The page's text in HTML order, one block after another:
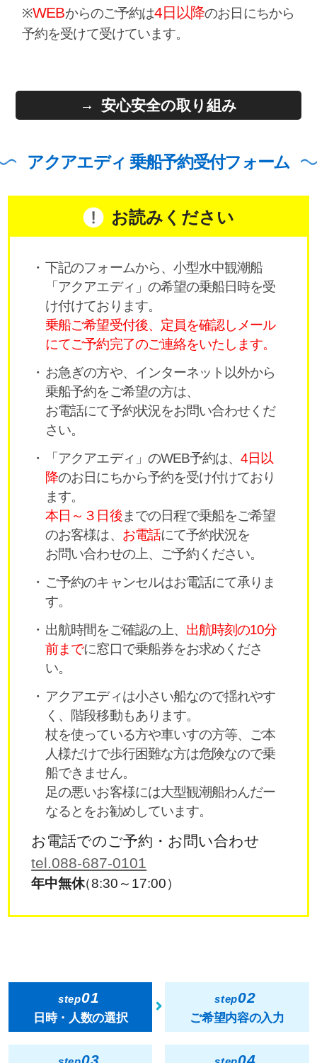
※WEBからのご予約は4日以降のお日にちから
予約を受けて受けています。
安心安全の取り組み
アクアエディ 乗船予約受付フォーム
お読みください
下記のフォームから、小型水中観潮船
「アクアエディ」の希望の乗船日時を受
け付けております。
乗船ご希望受付後、定員を確認しメール
にてご予約完了のご連絡をいたします。
お急ぎの方や、インターネット以外から
乗船予約をご希望の方は、
お電話にて予約状況をお問い合わせくだ
さい。
「アクアエディ」のWEB予約は、4日以
降のお日にちから予約を受け付けており
ます。
本日～３日後までの日程で乗船をご希望
のお客様は、 お電話にて予約状況を
お問い合わせの上、ご予約ください。
ご予約のキャンセルはお電話にて承りま
す。
出航時間をご確認の上、 出航時刻の10分
前までに窓口で乗船券をお求めくださ
い。
アクアエディは小さい船なので揺れやす
く、階段移動もあります。
杖を使っている方や車いすの方等、ご本
人様だけで歩行困難な方は危険なので乗
船できません。
足の悪いお客様には大型観潮船わんだー
なるとをお勧めしています。
お電話でのご予約・お問い合わせ
tel.088-687-0101
年中無休（8:30～17:00）
step01
日時・人数の選択
step02
ご希望内容の入力